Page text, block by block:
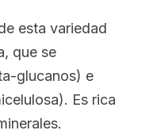
esta variedad
que se
glucanos) e
Es rica